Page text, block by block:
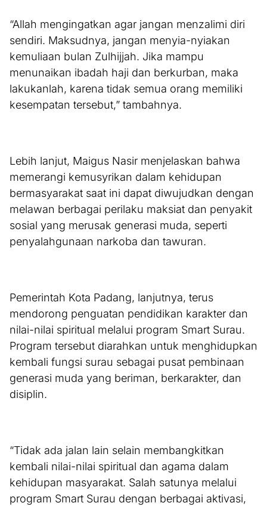
“Allah mengingatkan agar jangan menzalimi diri
sendiri. Maksudnya, jangan menyia-nyiakan
kemuliaan bulan Zulhijjah. Jika mampu
menunaikan ibadah haji dan berkurban, maka
lakukanlah, karena tidak semua orang memiliki
kesempatan tersebut,” tambahnya.
Lebih lanjut, Maigus Nasir menjelaskan bahwa
memerangi kemusyrikan dalam kehidupan
bermasyarakat saat ini dapat diwujudkan dengan
melawan berbagai perilaku maksiat dan penyakit
sosial yang merusak generasi muda, seperti
penyalahgunaan narkoba dan tawuran.
Pemerintah Kota Padang, lanjutnya, terus
mendorong penguatan pendidikan karakter dan
nilai-nilai spiritual melalui program Smart Surau.
Program tersebut diarahkan untuk menghidupkan
kembali fungsi surau sebagai pusat pembinaan
generasi muda yang beriman, berkarakter, dan
disiplin.
“Tidak ada jalan lain selain membangkitkan
kembali nilai-nilai spiritual dan agama dalam
kehidupan masyarakat. Salah satunya melalui
program Smart Surau dengan berbagai aktivasi,